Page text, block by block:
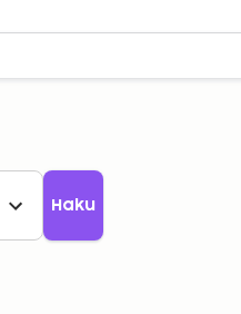
Haku